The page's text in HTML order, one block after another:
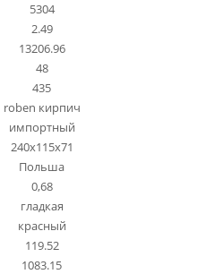
5304
2.49
13206.96
48
435
roben кирпич
импортный
240x115x71
Польша
0,68
гладкая
красный
119.52
1083.15